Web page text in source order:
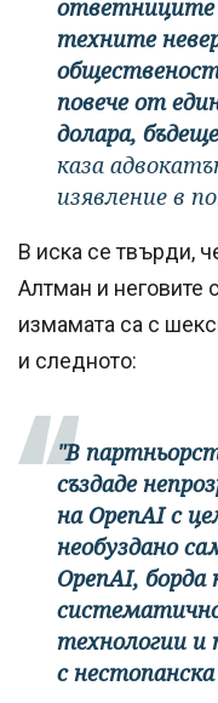
ответниците
техните
повече от
долара,
каза
изявление в
В иска се твърди,
Алтман и неговите
измамата са с
и следното:
"В
създаде
на OpenAI с
необуздано
OpenAI,
технологии и
с